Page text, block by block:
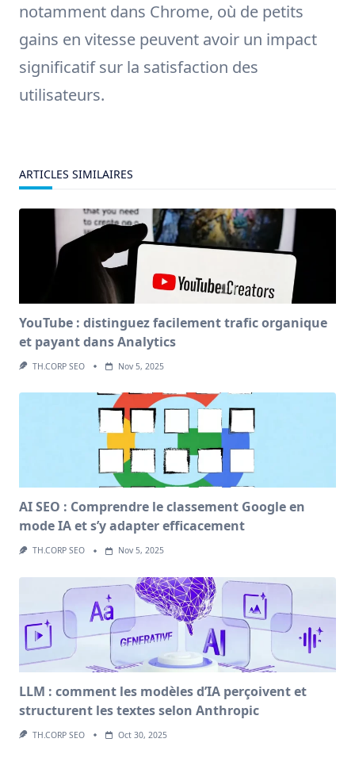
notamment dans Chrome, où de petits
gains en vitesse peuvent avoir un impact
significatif sur la satisfaction des
utilisateurs.
ARTICLES SIMILAIRES
YouTube : distinguez facilement trafic organique
et payant dans Analytics
TH.CORP SEO Nov 5, 2025
AI SEO : Comprendre le classement Google en
mode IA et s’y adapter efficacement
TH.CORP SEO Nov 5, 2025
LLM : comment les modèles d’IA perçoivent et
structurent les textes selon Anthropic
TH.CORP SEO Oct 30, 2025